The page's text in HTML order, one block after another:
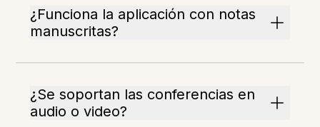
¿Funciona la aplicación con notas
manuscritas?
¿Se soportan las conferencias en
audio o video?